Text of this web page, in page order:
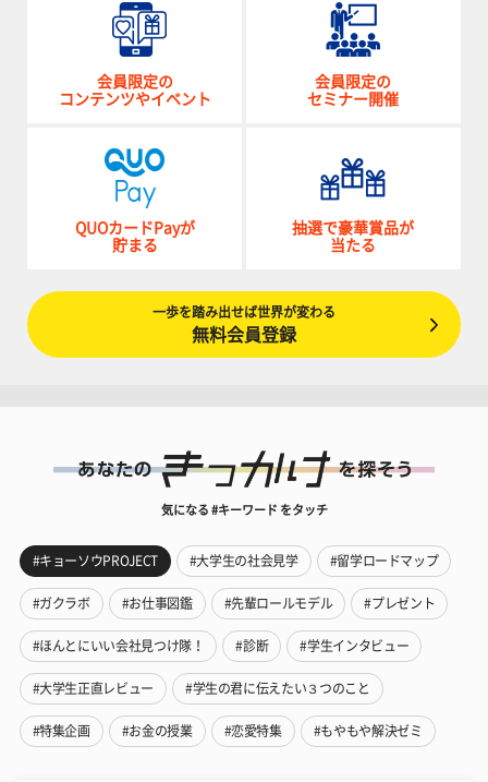
会員限定の
コンテンツやイベント
会員限定の
セミナー開催
QUOカードPayが
貯まる
抽選で豪華賞品が
当たる
一歩を踏み出せば世界が変わる
無料会員登録
気になる #キーワード をタッチ
#キョーソウPROJECT #大学生の社会見学 #留学ロードマップ
#ガクラボ #お仕事図鑑 #先輩ロールモデル #プレゼント
#ほんとにいい会社見つけ隊！ #診断 #学生インタビュー
#大学生正直レビュー #学生の君に伝えたい３つのこと
#特集企画 #お金の授業 #恋愛特集 #もやもや解決ゼミ